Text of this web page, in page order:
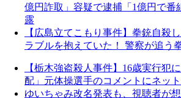
億円詐取」容疑で逮捕「1億円で番
露
【広島立てこもり事件】拳銃自殺
ラブルを抱えていた！ 警察が追う
【栃木強盗殺人事件】16歳実行犯
配」元体操選手のコメントにネッ
ゆいちゃみ改名発表も、視聴者が